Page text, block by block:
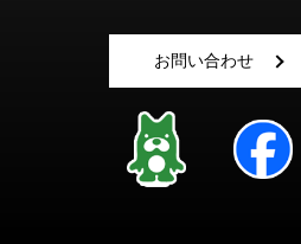
お問い合わせ